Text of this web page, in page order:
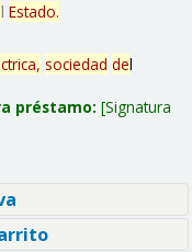
l Estado.
sociedad del
préstamo: Signatura